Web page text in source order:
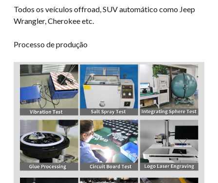
Todos os veículos offroad, SUV automático como Jeep
Wrangler, Cherokee etc.
Processo de produção